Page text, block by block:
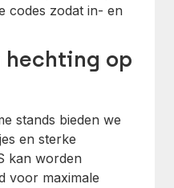
codes zodat in- en
op
stands bieden we
en sterke
kan worden
voor maximale